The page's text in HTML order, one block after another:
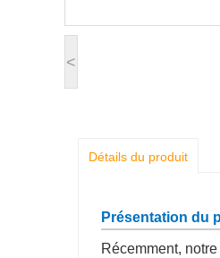
<
Détails du produit
Présentation du
Récemment,